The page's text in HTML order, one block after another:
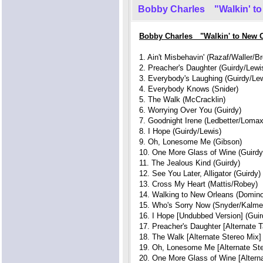
Bobby Charles "Walkin' to
Bobby Charles "Walkin' to New
1. Ain't Misbehavin' (Razaf/Waller/
2. Preacher's Daughter (Guirdy/
3. Everybody's Laughing (Guirdy/
4. Everybody Knows (Snider)
5. The Walk (McCracklin)
6. Worrying Over You (Guirdy)
7. Goodnight Irene (Ledbetter/
8. I Hope (Guirdy/Lewis)
9. Oh, Lonesome Me (Gibson)
10. One More Glass of Wine
11. The Jealous Kind (Guirdy)
12. See You Later, Alligator (Guirdy)
13. Cross My Heart (Mattis/Robey)
14. Walking to New Orleans
15. Who's Sorry Now (Snyder/
16. I Hope [Undubbed Version]
17. Preacher's Daughter [Alternate
18. The Walk [Alternate Stereo
19. Oh, Lonesome Me [Alternate
20. One More Glass of Wine